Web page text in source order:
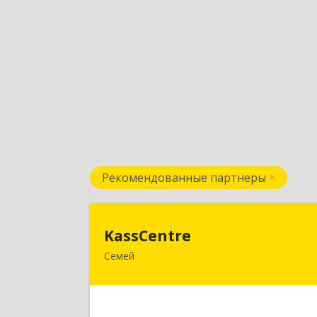
Рекомендованные партнеры
KassCentre
СемейРеспублика Казахстан, Восточно-